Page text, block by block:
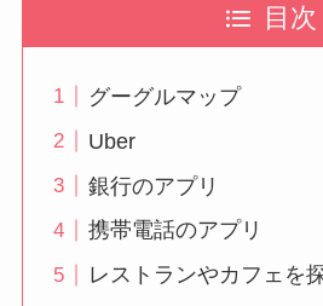
目次
グーグルマップ
Uber
銀行のアプリ
携帯電話のアプリ
レストランやカフェを